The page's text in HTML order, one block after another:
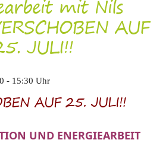
mit Nils
AUF
JULI!!
- 15:30 Uhr
AUF 25. JULI!!
UND ENERGIEARBEIT